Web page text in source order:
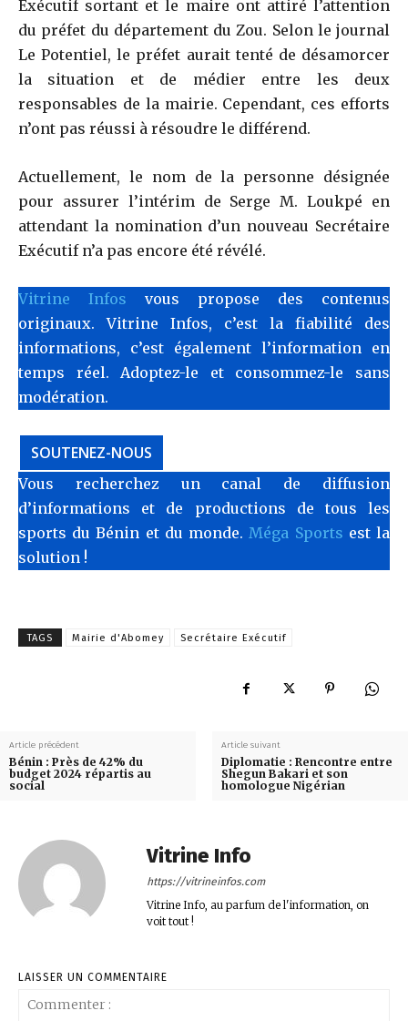
Exécutif sortant et le maire ont attiré l’attention
du préfet du département du Zou. Selon le journal
Le Potentiel, le préfet aurait tenté de désamorcer
la situation et de médier entre les deux
responsables de la mairie. Cependant, ces efforts
n’ont pas réussi à résoudre le différend.
Actuellement, le nom de la personne désignée
pour assurer l’intérim de Serge M. Loukpé en
attendant la nomination d’un nouveau Secrétaire
Exécutif n’a pas encore été révélé.
Vitrine Infos vous propose des contenus
originaux. Vitrine Infos, c’est la fiabilité des
informations, c’est également l’information en
temps réel. Adoptez-le et consommez-le sans
modération.
SOUTENEZ-NOUS
Vous recherchez un canal de diffusion
d’informations et de productions de tous les
sports du Bénin et du monde. Méga Sports est la
solution !
TAGS Mairie d'Abomey Secrétaire Exécutif
Article précédent
Bénin : Près de 42% du
budget 2024 répartis au
social
Article suivant
Diplomatie : Rencontre entre
Shegun Bakari et son
homologue Nigérian
Vitrine Info
https://vitrineinfos.com
Vitrine Info, au parfum de l'information, on
voit tout !
LAISSER UN COMMENTAIRE